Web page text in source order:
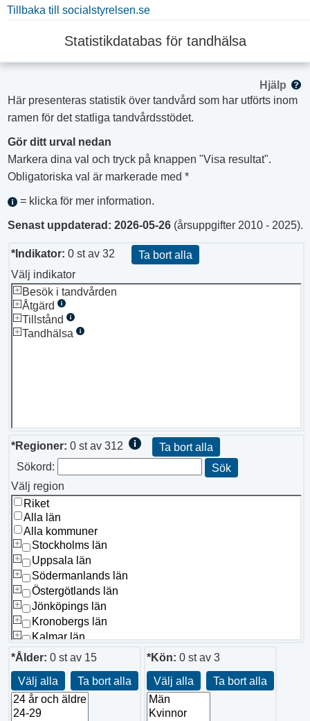
Tillbaka till socialstyrelsen.se
Statistikdatabas för tandhälsa
Hjälp
Här presenteras statistik över tandvård som har utförts inom
ramen för det statliga tandvårdsstödet.
Gör ditt urval nedan
Markera dina val och tryck på knappen "Visa resultat".
Obligatoriska val är markerade med *
= klicka för mer information.
Senast uppdaterad: 2026-05-26 (årsuppgifter 2010 - 2025).
*Indikator: 0 st av 32
Ta bort alla
Välj indikator
Besök i tandvården
Åtgärd
Tillstånd
Tandhälsa
*Regioner: 0 st av 312
Ta bort alla
Sökord:
Sök
Välj region
Riket
Alla län
Alla kommuner
Stockholms län
Uppsala län
Södermanlands län
Östergötlands län
Jönköpings län
Kronobergs län
Kalmar län
Gotlands län
Skåne län
Hallands län
Västra Götalands län
*Ålder: 0 st av 15
Välj alla
Ta bort alla
*Kön: 0 st av 3
Välj alla
Ta bort alla